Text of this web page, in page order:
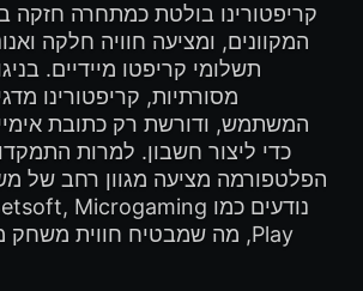
קריפטורינו בולטת כמתחרה חזקה
המקוונים, ומציעה חוויה חלקה
תשלומי קריפטו מיידיים.
מסורתיות, קריפטורינו
המשתמש, ודורשת רק כתובת
כדי ליצור חשבון. למרות
הפלטפורמה מציעה מגוון רחב של
Play, מה שמבטיח חווית משחק מגוונת ומרתקת.